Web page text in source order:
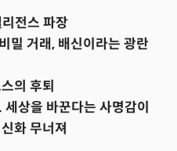
전스 파장
밀 거래, 배신이라는 광란
의 후퇴
상을 바꾼다는 사명감이
화 무너져